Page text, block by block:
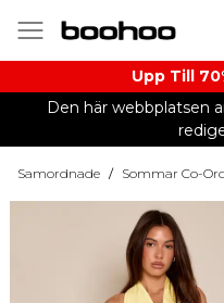
Upp Till
Den här webbplatsen
Samordnade / Sommar Co-